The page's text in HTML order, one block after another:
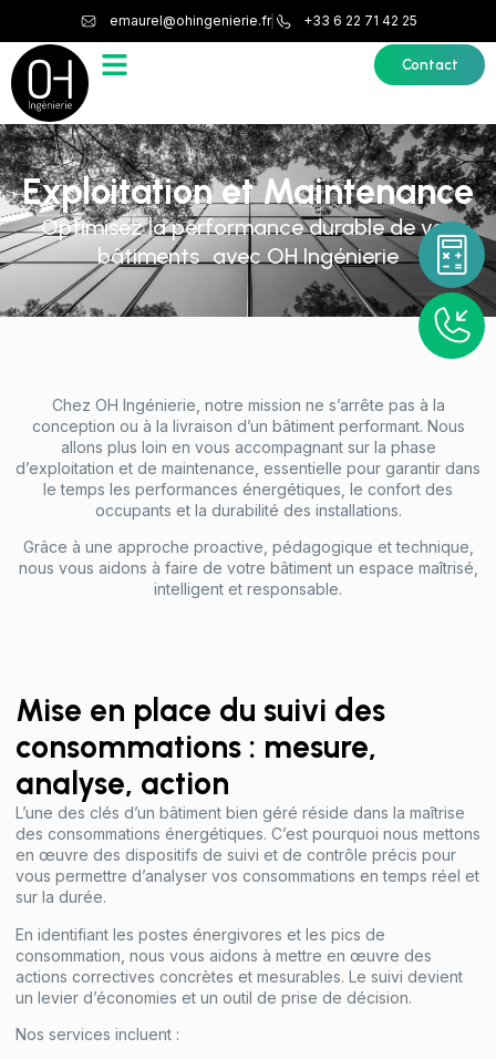
emaurel@ohingenierie.fr +33 6 22 71 42 25
Contact
Exploitation et Maintenance
Optimisez la performance durable de vos
bâtiments avec OH Ingénierie
Chez OH Ingénierie, notre mission ne s’arrête pas à la
conception ou à la livraison d’un bâtiment performant. Nous
allons plus loin en vous accompagnant sur la phase
d’exploitation et de maintenance, essentielle pour garantir dans
le temps les performances énergétiques, le confort des
occupants et la durabilité des installations.
Grâce à une approche proactive, pédagogique et technique,
nous vous aidons à faire de votre bâtiment un espace maîtrisé,
intelligent et responsable.
Mise en place du suivi des
consommations : mesure,
analyse, action
L’une des clés d’un bâtiment bien géré réside dans la maîtrise
des consommations énergétiques. C’est pourquoi nous mettons
en œuvre des dispositifs de suivi et de contrôle précis pour
vous permettre d’analyser vos consommations en temps réel et
sur la durée.
En identifiant les postes énergivores et les pics de
consommation, nous vous aidons à mettre en œuvre des
actions correctives concrètes et mesurables. Le suivi devient
un levier d’économies et un outil de prise de décision.
Nos services incluent :